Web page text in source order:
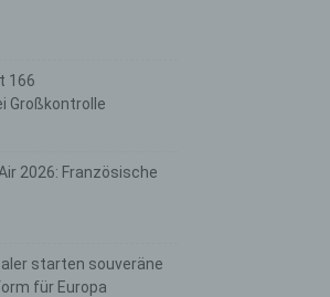
166
Großkontrolle
2026: Französische
starten souveräne
für Europa